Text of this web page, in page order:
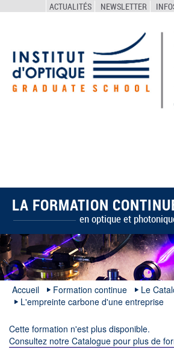
ACTUALITÉS NEWSLETTER
LA FORMATION
en optique et
Accueil Formation continue
Le
L'empreinte carbone d'une entreprise
Cette formation n'est plus disponible.
Consultez notre Catalogue pour plus de